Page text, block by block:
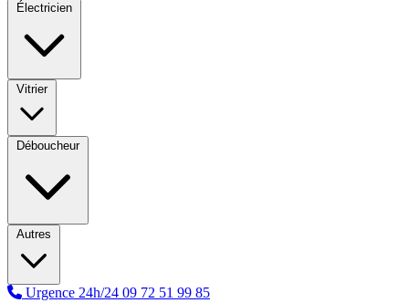
Électricien
Vitrier
Déboucheur
Autres
Urgence 24h/24 09 72 51 99 85